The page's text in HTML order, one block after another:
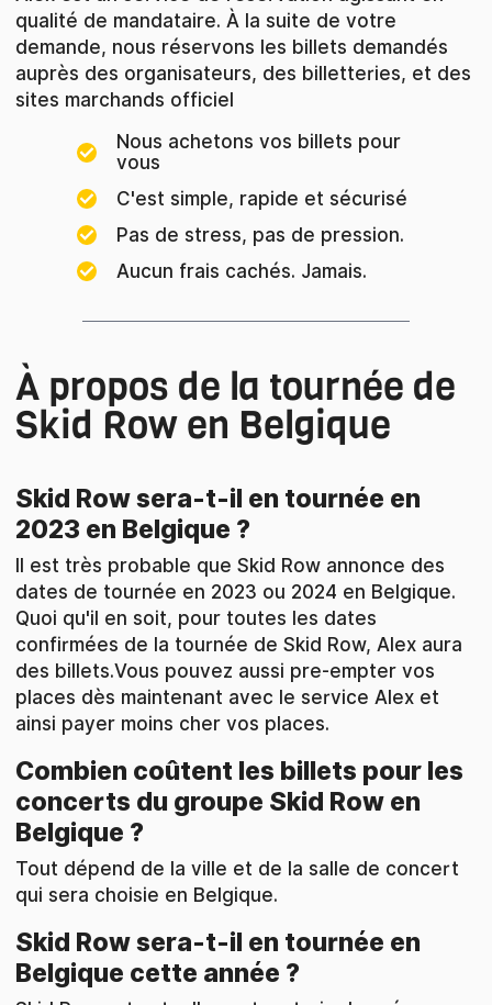
qualité de mandataire. À la suite de votre
demande, nous réservons les billets demandés
auprès des organisateurs, des billetteries, et des
sites marchands officiel
Nous achetons vos billets pour
vous
C'est simple, rapide et sécurisé
Pas de stress, pas de pression.
Aucun frais cachés. Jamais.
À propos de la tournée de
Skid Row en Belgique
Skid Row sera-t-il en tournée en
2023 en Belgique ?
Il est très probable que Skid Row annonce des
dates de tournée en 2023 ou 2024 en Belgique.
Quoi qu'il en soit, pour toutes les dates
confirmées de la tournée de Skid Row, Alex aura
des billets.Vous pouvez aussi pre-empter vos
places dès maintenant avec le service Alex et
ainsi payer moins cher vos places.
Combien coûtent les billets pour les
concerts du groupe Skid Row en
Belgique ?
Tout dépend de la ville et de la salle de concert
qui sera choisie en Belgique.
Skid Row sera-t-il en tournée en
Belgique cette année ?